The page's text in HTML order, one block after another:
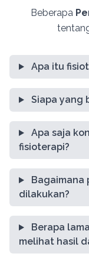
Beberapa
Apa itu
Siapa yang
Apa saja
fisioterapi?
Bagaimana
dilakukan?
Berapa
melihat hasil